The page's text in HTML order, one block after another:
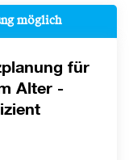
möglich
für
Alter -